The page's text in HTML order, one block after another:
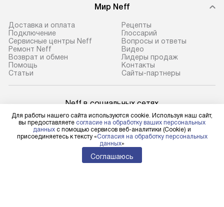
Мир Neff
Доставка и оплата
Подключение
Сервисные центры Neff
Ремонт Neff
Возврат и обмен
Помощь
Статьи
Рецепты
Глоссарий
Вопросы и ответы
Видео
Лидеры продаж
Контакты
Сайты-партнеры
Neff в социальных сетях
Для физических лиц
shop@neff-centre.ru
Для юридических лиц
Для работы нашего сайта используются cookie. Используя наш сайт,
вы предоставляете согласие на обработку ваших персональных
данных с помощью сервисов веб-аналитики (Cookie) и
присоединяетесь к тексту «Согласия на обработку персональных
данных»
Соглашаюсь